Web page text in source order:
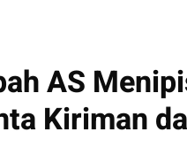
AS
Kiriman